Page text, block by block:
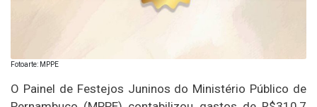
Fotoarte: MPPE
O Painel de Festejos Juninos do Ministério Público de